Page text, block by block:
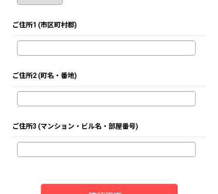
ご住所1 (市区町村郡)
ご住所2 (町名・番地)
ご住所3 (マンション・ビル名・部屋番号)